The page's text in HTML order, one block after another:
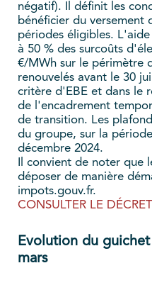
négatif). Il définit les
bénéficier du versement
périodes éligibles.
à 50 % des surcoûts
€/MWh sur le périmètre
renouvelés avant le 30
critère d'EBE et dans le
de l'encadrement
de transition. Les
du groupe, sur la
décembre 2024.
Il convient de noter que
déposer de manière
impots.gouv.fr.
CONSULTER LE DÉCRET
Evolution du
mars